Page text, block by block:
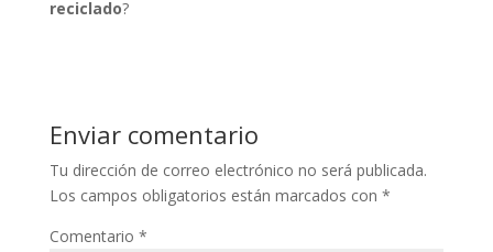
reciclado?
Enviar comentario
Tu dirección de correo electrónico no será publicada.
Los campos obligatorios están marcados con *
Comentario *